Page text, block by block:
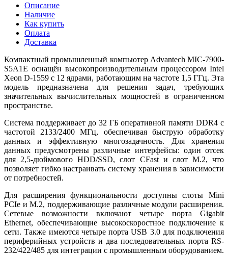
Описание
Наличие
Как купить
Оплата
Доставка
Компактный промышленный компьютер Advantech MIC-7900-
S5A1E оснащён высокопроизводительным процессором Intel
Xeon D-1559 с 12 ядрами, работающим на частоте 1,5 ГГц. Эта
модель предназначена для решения задач, требующих
значительных вычислительных мощностей в ограниченном
пространстве.
Система поддерживает до 32 ГБ оперативной памяти DDR4 с
частотой 2133/2400 МГц, обеспечивая быструю обработку
данных и эффективную многозадачность. Для хранения
данных предусмотрены различные интерфейсы: один отсек
для 2,5-дюймового HDD/SSD, слот CFast и слот M.2, что
позволяет гибко настраивать систему хранения в зависимости
от потребностей.
Для расширения функциональности доступны слоты Mini
PCIe и M.2, поддерживающие различные модули расширения.
Сетевые возможности включают четыре порта Gigabit
Ethernet, обеспечивающие высокоскоростное подключение к
сети. Также имеются четыре порта USB 3.0 для подключения
периферийных устройств и два последовательных порта RS-
232/422/485 для интеграции с промышленным оборудованием.